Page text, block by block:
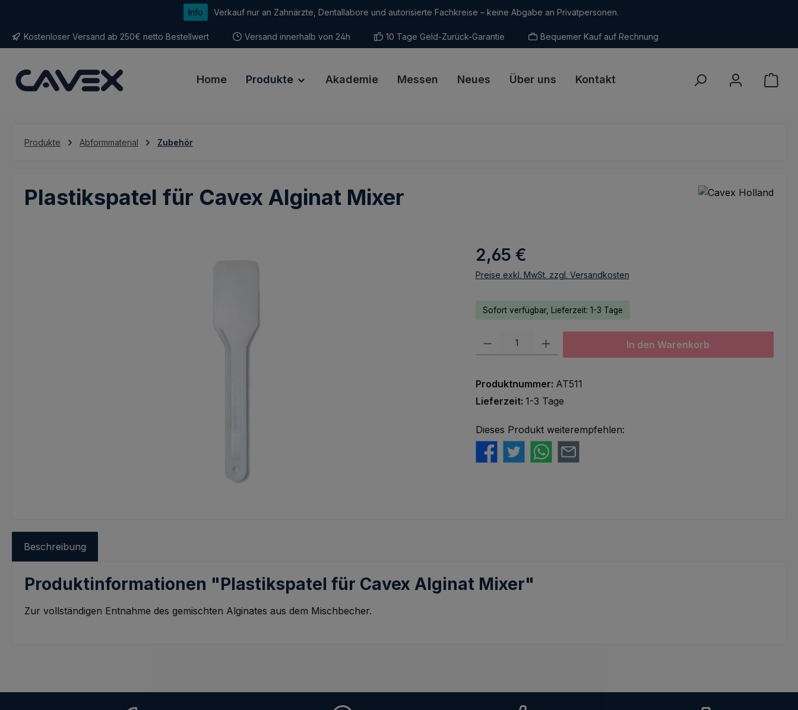
Info Verkauf nur an Zahnärzte, Dentallabore und autorisierte Fachkreise – keine Abgabe an Privatpersonen.
Kostenloser Versand ab 250€ netto Bestellwert Versand innerhalb von 24h 10 Tage Geld-Zurück-Garantie Bequemer Kauf auf Rechnung
Home Produkte Akademie Messen Neues Über uns Kontakt
Produkte Abformmaterial Zubehör
Plastikspatel für Cavex Alginat Mixer
Regulärer Preis:
2,65 €
Preise exkl. MwSt. zzgl. Versandkosten
Sofort verfügbar, Lieferzeit: 1-3 Tage
Produkt Anzahl: Gib den gewünschten Wert ein oder benutze die Schaltflächen
In den Warenkorb
Produktnummer: AT511
Lieferzeit: 1-3 Tage
Dieses Produkt weiterempfehlen:
Beschreibung
Produktinformationen "Plastikspatel für Cavex Alginat Mixer"
Zur vollständigen Entnahme des gemischten Alginates aus dem Mischbecher.